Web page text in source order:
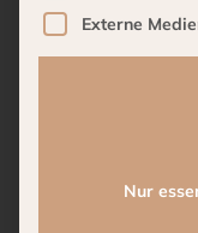
Zusätzliche
Externe
Nur